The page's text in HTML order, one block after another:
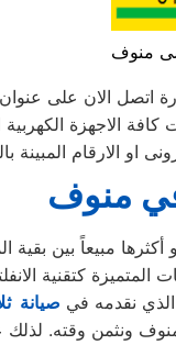
منوف
اتصل الان على
الاجهزة الكهربية
منوف
الذي نقدمه في صيانة
ونثمن وقته. لذلك